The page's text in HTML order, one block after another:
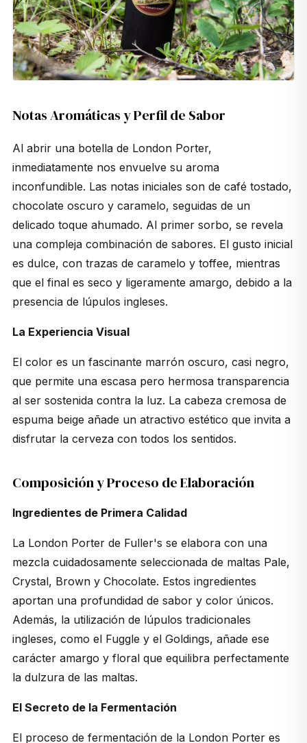
Notas Aromáticas y Perfil de Sabor
Al abrir una botella de London Porter,
inmediatamente nos envuelve su aroma
inconfundible. Las notas iniciales son de café tostado,
chocolate oscuro y caramelo, seguidas de un
delicado toque ahumado. Al primer sorbo, se revela
una compleja combinación de sabores. El gusto inicial
es dulce, con trazas de caramelo y toffee, mientras
que el final es seco y ligeramente amargo, debido a la
presencia de lúpulos ingleses.
La Experiencia Visual
El color es un fascinante marrón oscuro, casi negro,
que permite una escasa pero hermosa transparencia
al ser sostenida contra la luz. La cabeza cremosa de
espuma beige añade un atractivo estético que invita a
disfrutar la cerveza con todos los sentidos.
Composición y Proceso de Elaboración
Ingredientes de Primera Calidad
La London Porter de Fuller's se elabora con una
mezcla cuidadosamente seleccionada de maltas Pale,
Crystal, Brown y Chocolate. Estos ingredientes
aportan una profundidad de sabor y color únicos.
Además, la utilización de lúpulos tradicionales
ingleses, como el Fuggle y el Goldings, añade ese
carácter amargo y floral que equilibra perfectamente
la dulzura de las maltas.
El Secreto de la Fermentación
El proceso de fermentación de la London Porter es